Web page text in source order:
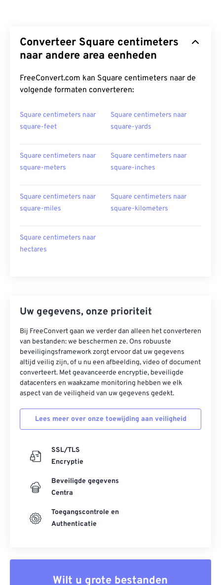
Converteer Square centimeters
naar andere area eenheden
FreeConvert.com kan Square centimeters naar de
volgende formaten converteren:
Square centimeters naar
square-feet
Square centimeters naar
square-yards
Square centimeters naar
square-meters
Square centimeters naar
square-inches
Square centimeters naar
square-miles
Square centimeters naar
square-kilometers
Square centimeters naar
hectares
Uw gegevens, onze prioriteit
Bij FreeConvert gaan we verder dan alleen het converteren
van bestanden: we beschermen ze. Ons robuuste
beveiligingsframework zorgt ervoor dat uw gegevens
altijd veilig zijn, of u nu een afbeelding, video of document
converteert. Met geavanceerde encryptie, beveiligde
datacenters en waakzame monitoring hebben we elk
aspect van de veiligheid van uw gegevens gedekt.
Lees meer over onze toewijding aan veiligheid
SSL/TLS
Encryptie
Beveiligde gegevens
Centra
Toegangscontrole en
Authenticatie
Wilt u grote bestanden